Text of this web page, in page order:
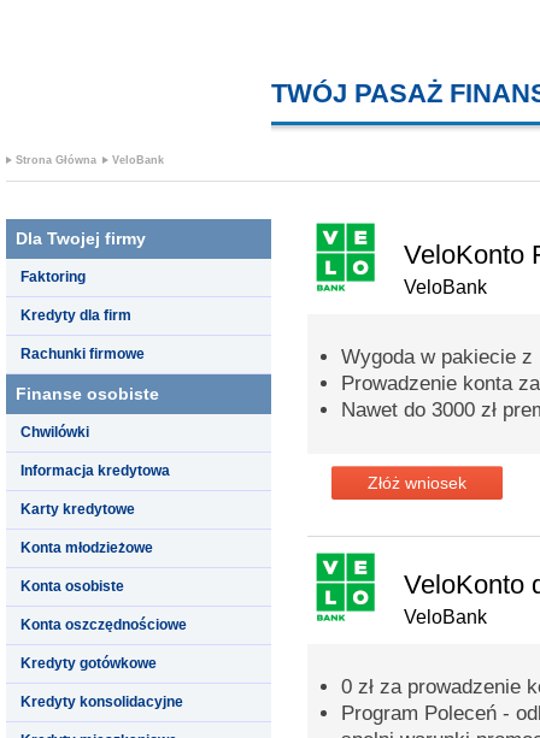
TWÓJ PASAŻ
Strona Główna VeloBank
Dla Twojej firmy
Faktoring
Kredyty dla firm
Rachunki firmowe
Finanse osobiste
Chwilówki
Informacja kredytowa
Karty kredytowe
Konta młodzieżowe
Konta osobiste
Konta oszczędnościowe
Kredyty gotówkowe
Kredyty konsolidacyjne
VeloKonto
VeloBank
Wygoda w pakiecie
Prowadzenie konta
Nawet do 3000 zł
Złóż wniosek
VeloKonto
VeloBank
0 zł za prowadzenie
Program Poleceń -